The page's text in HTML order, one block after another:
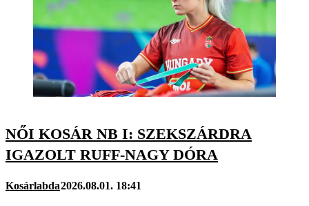
NŐI KOSÁR NB I: SZEKSZÁRDRA
IGAZOLT RUFF-NAGY DÓRA
Kosárlabda2026.08.01. 18:41